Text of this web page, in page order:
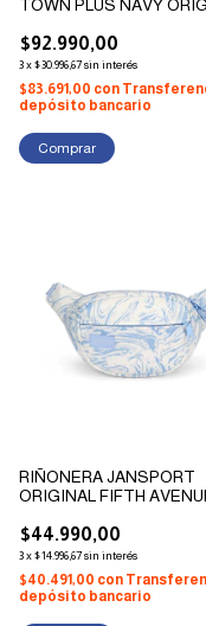
TOWN PLUS NAVY
$92.990,00
3x$30.996,67sin interés
$83.691,00 con
depósito bancario
RIÑONERA JANSPORT
ORIGINAL FIFTH
GH7
$44.990,00
3x$14.996,67sin interés
$40.491,00 con
depósito bancario